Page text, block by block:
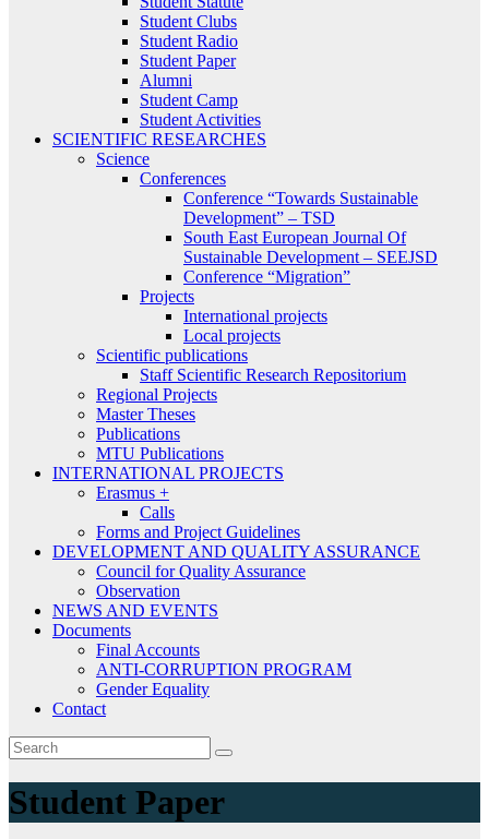
Student Clubs
Student Radio
Student Paper
Alumni
Student Camp
Student Activities
SCIENTIFIC RESEARCHES
Science
Conferences
Conference “Towards Sustainable
Development” – TSD
South East European Journal Of
Sustainable Development – SEEJSD
Conference “Migration”
Projects
International projects
Local projects
Scientific publications
Staff Scientific Research Repositorium
Regional Projects
Master Theses
Publications
MTU Publications
INTERNATIONAL PROJECTS
Erasmus +
Calls
Forms and Project Guidelines
DEVELOPMENT AND QUALITY ASSURANCE
Council for Quality Assurance
Observation
NEWS AND EVENTS
Documents
Final Accounts
ANTI-CORRUPTION PROGRAM
Gender Equality
Contact
Student Paper